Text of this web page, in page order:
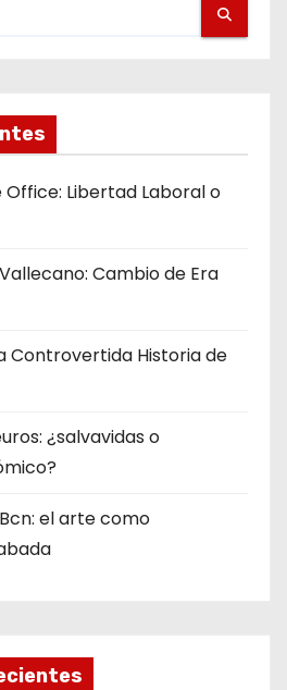
Libertad Laboral o
Cambio de Era
Controvertida Historia de
¿salvavidas o
el arte como